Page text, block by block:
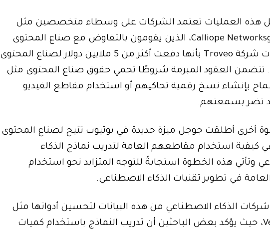
هذه العمليات تعتمد الشركات على وسطاء متخصصين مثل
Troveo وCalliope Networks، الذين يقومون بالتفاوض مع صناع المحتوى
وقد أفادت شركة Troveo بأنها دفعت أكثر من 5 ملايين دولار لصناع المحتوى
تتضمن العقود المبرمة شروطًا تحمي حقوق صناع المحتوى مثل
بإنشاء نسخ رقمية تحاكيهم أو استخدام مقاطع الفيديو
تضر بسمعتهم.
أخرى أطلقت جوجل ميزة جديدة في يوتيوب تتيح لصناع المحتوى
كيفية استخدام مقاطعهم العامة لتدريب نماذج الذكاء
وتأتي هذه الخطوة استجابةً للتوجه المتزايد نحو استخدام
العامة في تطوير تقنيات الذكاء الاصطناعي.
الذكاء الاصطناعي من هذه البيانات لتحسين أدواتها مثل
Sora وVeo، حيث يؤكد بعض الباحثين أن تدريب النماذج باستخدام كميات